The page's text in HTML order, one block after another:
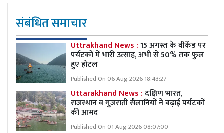
संबंधित समाचार
Uttrakhand News :15 अगस्त के वीकेंड पर
पर्यटकों में भारी उत्साह, अभी से 50% तक फुल
हुए होटल
Published On 06 Aug 2026 18:43:27
Uttarakhand News :दक्षिण भारत,
राजस्थान व गुजराती सैलानियों ने बढ़ाई पर्यटकों
की आमद
Published On 01 Aug 2026 08:07:00